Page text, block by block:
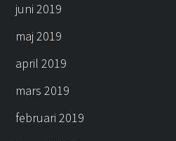
juni 2019
maj 2019
april 2019
mars 2019
februari 2019